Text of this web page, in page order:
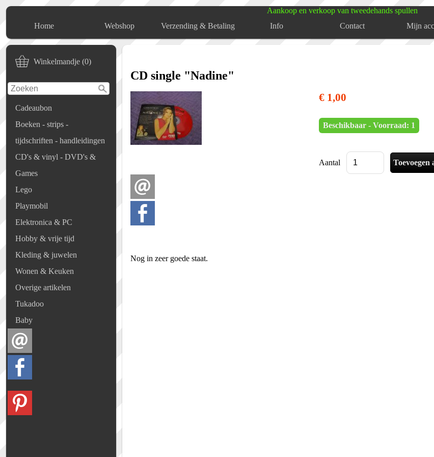
Aankoop en verkoop van tweedehands spullen
Home Webshop Verzending & Betaling Info Contact Mijn
Winkelmandje (0)
Cadeaubon
Boeken - strips -
tijdschriften - handleidingen
CD's & vinyl - DVD's &
Games
Lego
Playmobil
Elektronica & PC
Hobby & vrije tijd
Kleding & juwelen
Wonen & Keuken
Overige artikelen
Tukadoo
Baby
CD single "Nadine"
€ 1,00
Beschikbaar - Voorraad: 1
Aantal
Nog in zeer goede staat.